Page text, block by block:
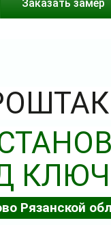
КЛЮЧ
Рязанской